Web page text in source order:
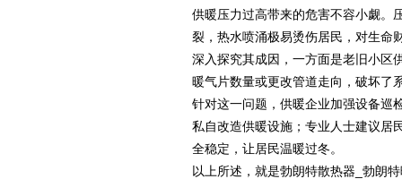
供暖压力过高带来的危害不容小觑。
裂，热水喷涌极易烫伤居民，对生命
深入探究其成因，一方面是老旧小区
暖气片数量或更改管道走向，破坏了
针对这一问题，供暖企业加强设备巡
私自改造供暖设施；专业人士建议居
全稳定，让居民温暖过冬。
以上所述，就是勃朗特散热器_勃朗